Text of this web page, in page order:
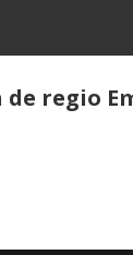
regio